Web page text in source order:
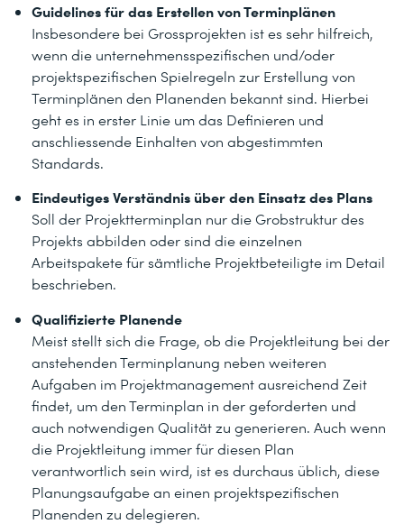
Guidelines für das Erstellen von Terminplänen
Insbesondere bei Grossprojekten ist es sehr hilfreich,
wenn die unternehmensspezifischen und/oder
projektspezifischen Spielregeln zur Erstellung von
Terminplänen den Planenden bekannt sind. Hierbei
geht es in erster Linie um das Definieren und
anschliessende Einhalten von abgestimmten
Standards.
Eindeutiges Verständnis über den Einsatz des Plans
Soll der Projektterminplan nur die Grobstruktur des
Projekts abbilden oder sind die einzelnen
Arbeitspakete für sämtliche Projektbeteiligte im Detail
beschrieben.
Qualifizierte Planende
Meist stellt sich die Frage, ob die Projektleitung bei der
anstehenden Terminplanung neben weiteren
Aufgaben im Projektmanagement ausreichend Zeit
findet, um den Terminplan in der geforderten und
auch notwendigen Qualität zu generieren. Auch wenn
die Projektleitung immer für diesen Plan
verantwortlich sein wird, ist es durchaus üblich, diese
Planungsaufgabe an einen projektspezifischen
Planenden zu delegieren.